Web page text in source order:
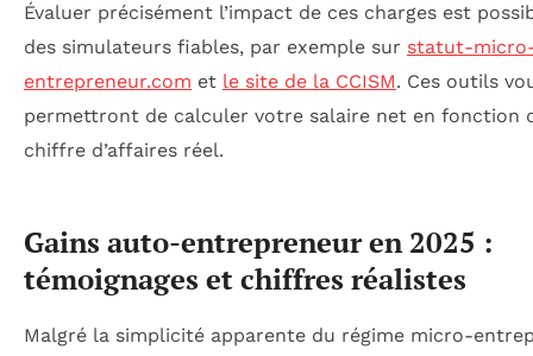
Évaluer précisément l’impact de ces charges est
des simulateurs fiables, par exemple sur statut-
entrepreneur.com et le site de la CCISM. Ces outils
permettront de calculer votre salaire net en fonction
chiffre d’affaires réel.
Gains auto-entrepreneur en 2025 :
témoignages et chiffres réalistes
Malgré la simplicité apparente du régime micro-